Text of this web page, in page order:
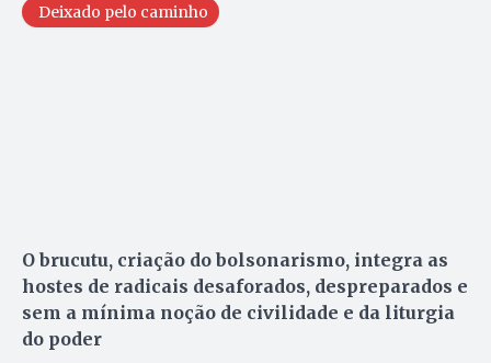
Deixado pelo caminho
O brucutu, criação do bolsonarismo, integra as
hostes de radicais desaforados, despreparados e
sem a mínima noção de civilidade e da liturgia
do poder